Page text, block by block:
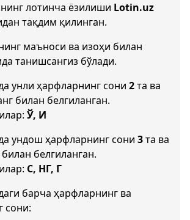
лотинча ёзилиши Lotin.uz
тақдим қилинган.
маъноси ва изоҳи билан
танишсангиз бўлади.
унли ҳарфларнинг сони 2та ва
билан белгиланган.
Ў, И
ундош ҳарфларнинг сони 3та ва
белгиланган.
С, НГ, Г
барча ҳарфларнинг ва
сони: